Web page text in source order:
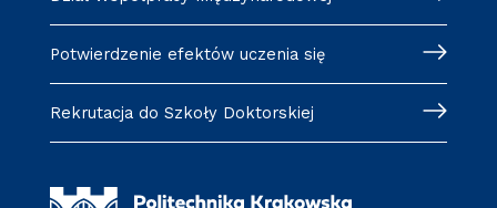
Potwierdzenie efektów uczenia się
Rekrutacja do Szkoły Doktorskiej